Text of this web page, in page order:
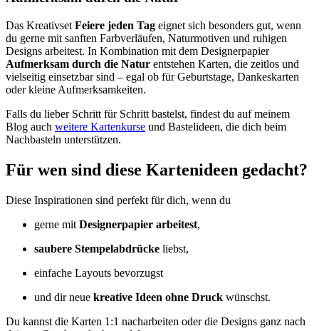
Das Kreativset Feiere jeden Tag eignet sich besonders gut, wenn
du gerne mit sanften Farbverläufen, Naturmotiven und ruhigen
Designs arbeitest. In Kombination mit dem Designerpapier
Aufmerksam durch die Natur entstehen Karten, die zeitlos und
vielseitig einsetzbar sind – egal ob für Geburtstage, Dankeskarten
oder kleine Aufmerksamkeiten.
Falls du lieber Schritt für Schritt bastelst, findest du auf meinem
Blog auch weitere Kartenkurse und Bastelideen, die dich beim
Nachbasteln unterstützen.
Für wen sind diese Kartenideen gedacht?
Diese Inspirationen sind perfekt für dich, wenn du
gerne mit Designerpapier arbeitest,
saubere Stempelabdrücke liebst,
einfache Layouts bevorzugst
und dir neue kreative Ideen ohne Druck wünschst.
Du kannst die Karten 1:1 nacharbeiten oder die Designs ganz nach